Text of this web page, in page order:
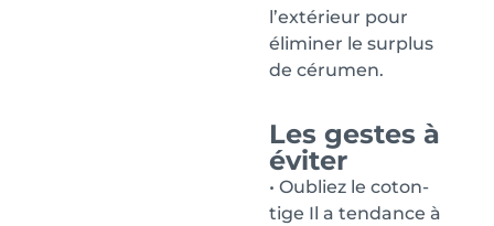
l’extérieur pour
éliminer le surplus
de cérumen.
Les gestes à
éviter
• Oubliez le coton-
tige Il a tendance à